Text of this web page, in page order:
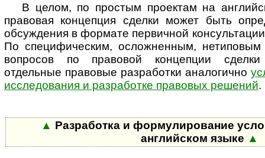
В целом, по простым проектам на
правовая концепция сделки может быть
обсуждения в формате первичной
По специфическим, осложненным,
вопросов по правовой концепции сделки
отдельные правовые разработки аналогично
исследования и разработке правовых решений.
▲ Разработка и формулирование
английском языке ▲